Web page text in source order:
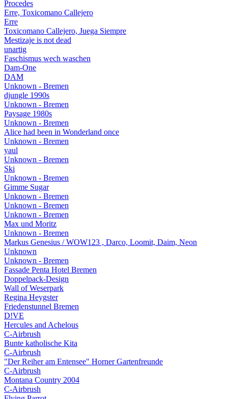
Procedes
Erre, Toxicomano Callejero
Erre
Toxicomano Callejero, Juega Siempre
Mestizaje is not dead
unartig
Faschismus wech waschen
Dam-One
DAM
Unknown - Bremen
djungle 1990s
Unknown - Bremen
Paysage 1980s
Unknown - Bremen
Alice had been in Wonderland once
Unknown - Bremen
yaul
Unknown - Bremen
Ski
Unknown - Bremen
Gimme Sugar
Unknown - Bremen
Unknown - Bremen
Unknown - Bremen
Max und Moritz
Unknown - Bremen
Markus Genesius / WOW123 , Darco, Loomit, Daim, Neon
Unknown
Unknown - Bremen
Fassade Penta Hotel Bremen
Doppelpack-Design
Wall of Weserpark
Regina Heygster
Friedenstunnel Bremen
D!VE
Hercules and Achelous
C-Airbrush
Bunte katholische Kita
C-Airbrush
"Der Reiher am Entensee" Horner Gartenfreunde
C-Airbrush
Montana Country 2004
C-Airbrush